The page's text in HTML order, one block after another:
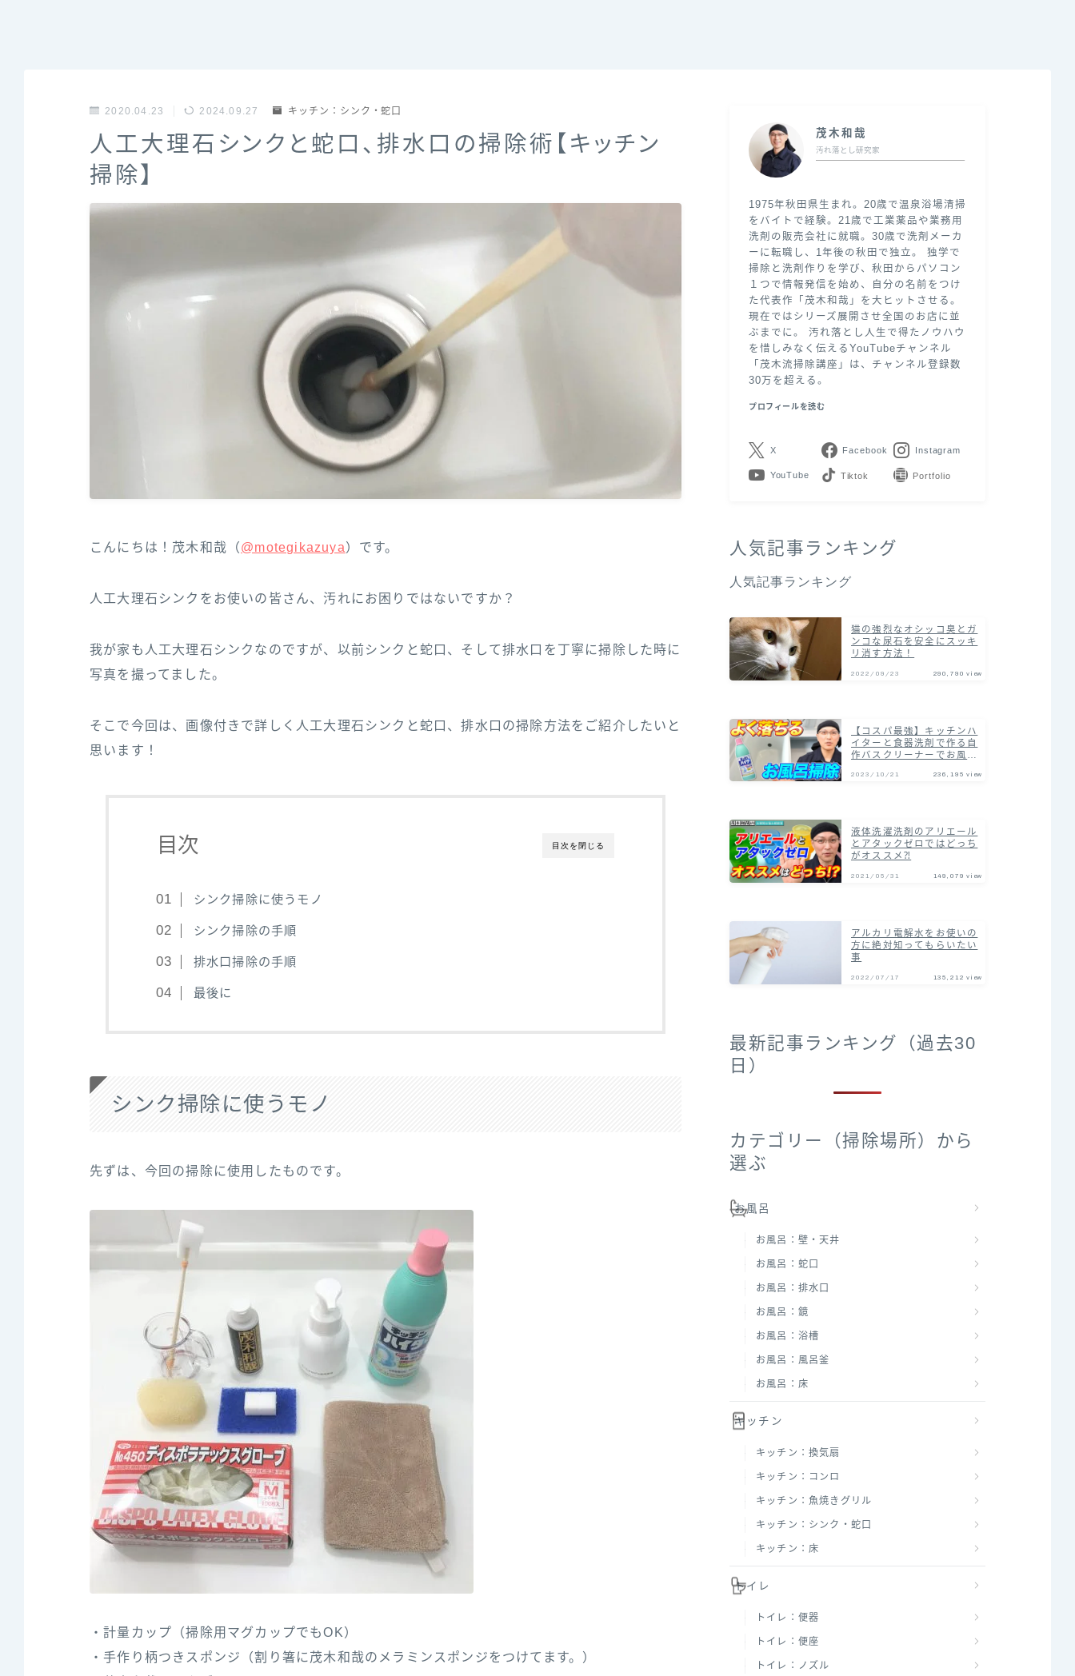
2020.04.23 2024.09.27 キッチン：シンク・蛇口
人工大理石シンクと蛇口、排水口の掃除術【キッチン
掃除】
こんにちは！茂木和哉（@motegikazuya）です。
人工大理石シンクをお使いの皆さん、汚れにお困りではないですか？
我が家も人工大理石シンクなのですが、以前シンクと蛇口、そして排水口を丁寧に掃除した時に
写真を撮ってました。
そこで今回は、画像付きで詳しく人工大理石シンクと蛇口、排水口の掃除方法をご紹介したいと
思います！
目次を閉じる
目次
シンク掃除に使うモノ
シンク掃除の手順
排水口掃除の手順
最後に
シンク掃除に使うモノ
先ずは、今回の掃除に使用したものです。
・計量カップ（掃除用マグカップでもOK）
・手作り柄つきスポンジ（割り箸に茂木和哉のメラミンスポンジをつけてます。）
茂木和哉
汚れ落とし研究家
1975年秋田県生まれ。20歳で温泉浴場清掃
をバイトで経験。21歳で工業薬品や業務用
洗剤の販売会社に就職。30歳で洗剤メーカ
ーに転職し、1年後の秋田で独立。 独学で
掃除と洗剤作りを学び、秋田からパソコン
１つで情報発信を始め、自分の名前をつけ
た代表作「茂木和哉」を大ヒットさせる。
現在ではシリーズ展開させ全国のお店に並
ぶまでに。 汚れ落とし人生で得たノウハウ
を惜しみなく伝えるYouTubeチャンネル
「茂木流掃除講座」は、チャンネル登録数
30万を超える。
プロフィールを読む
X Facebook Instagram
YouTube LINE Contact
人気記事ランキング
人気記事ランキング
猫の強烈なオシッコ臭とガ
ンコな尿石を安全にスッキ
リ消す方法！
2022/09/23 290,790 view
【コスパ最強】キッチンハ
イターと食器洗剤で作る自
作バスクリーナーでお風呂
術！
2023/10/21 236,195 view
液体洗濯洗剤のアリエール
とアタックゼロではどっち
がオススメ⁈
2021/05/31 149,079 view
アルカリ電解水をお使いの
方に絶対知ってもらいたい
事
2022/07/17 135,212 view
最新記事ランキング（過去30
日）
カテゴリー（掃除場所）から
選ぶ
お風呂
お風呂：壁・天井
お風呂：蛇口
お風呂：排水口
お風呂：鏡
お風呂：浴槽
お風呂：風呂釜
お風呂：床
キッチン
キッチン：換気扇
キッチン：コンロ
キッチン：魚焼きグリル
キッチン：シンク・蛇口
キッチン：床
トイレ
トイレ：便器
トイレ：便座
トイレ：ノズル